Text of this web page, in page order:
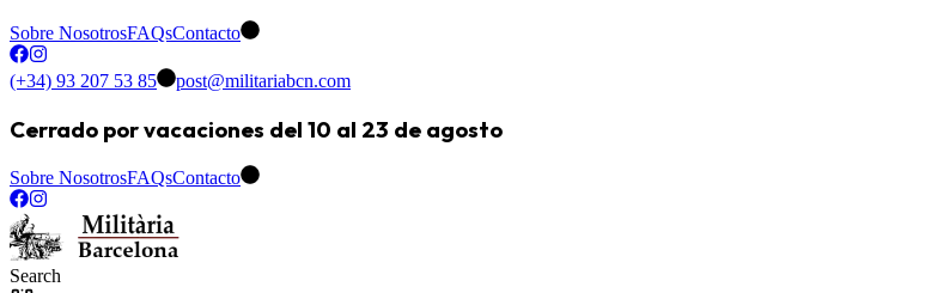
Sobre NosotrosFAQsContacto
(+34) 93 207 53 85 post@militariabcn.com
Cerrado por vacaciones del 10 al 23 de agosto
Sobre NosotrosFAQsContacto
Search